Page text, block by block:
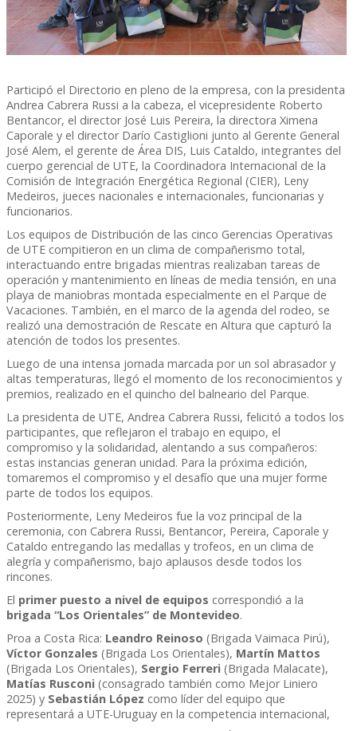
Participó el Directorio en pleno de la empresa, con la presidenta
Andrea Cabrera Russi a la cabeza, el vicepresidente Roberto
Bentancor, el director José Luis Pereira, la directora Ximena
Caporale y el director Darío Castiglioni junto al Gerente General
José Alem, el gerente de Área DIS, Luis Cataldo, integrantes del
cuerpo gerencial de UTE, la Coordinadora Internacional de la
Comisión de Integración Energética Regional (CIER), Leny
Medeiros, jueces nacionales e internacionales, funcionarias y
funcionarios.
Los equipos de Distribución de las cinco Gerencias Operativas
de UTE compitieron en un clima de compañerismo total,
interactuando entre brigadas mientras realizaban tareas de
operación y mantenimiento en líneas de media tensión, en una
playa de maniobras montada especialmente en el Parque de
Vacaciones. También, en el marco de la agenda del rodeo, se
realizó una demostración de Rescate en Altura que capturó la
atención de todos los presentes.
Luego de una intensa jornada marcada por un sol abrasador y
altas temperaturas, llegó el momento de los reconocimientos y
premios, realizado en el quincho del balneario del Parque.
La presidenta de UTE, Andrea Cabrera Russi, felicitó a todos los
participantes, que reflejaron el trabajo en equipo, el
compromiso y la solidaridad, alentando a sus compañeros:
estas instancias generan unidad. Para la próxima edición,
tomaremos el compromiso y el desafío que una mujer forme
parte de todos los equipos.
Posteriormente, Leny Medeiros fue la voz principal de la
ceremonia, con Cabrera Russi, Bentancor, Pereira, Caporale y
Cataldo entregando las medallas y trofeos, en un clima de
alegría y compañerismo, bajo aplausos desde todos los
rincones.
El primer puesto a nivel de equipos correspondió a la
brigada “Los Orientales” de Montevideo.
Proa a Costa Rica: Leandro Reinoso (Brigada Vaimaca Pirú),
Víctor Gonzales (Brigada Los Orientales), Martín Mattos
(Brigada Los Orientales), Sergio Ferreri (Brigada Malacate),
Matías Rusconi (consagrado también como Mejor Liniero
2025) y Sebastián López como líder del equipo que
representará a UTE-Uruguay en la competencia internacional,